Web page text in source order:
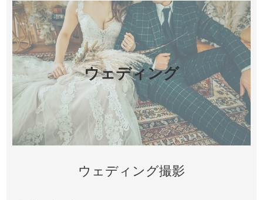
ウェディング
ウェディング撮影